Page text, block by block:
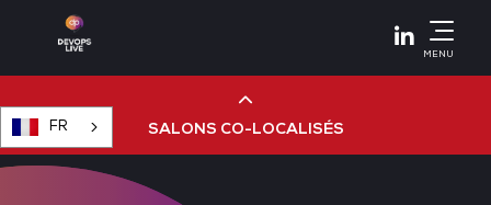
Linkedin
MENU
FR SALONS CO-LOCALISÉS
Cloud & AI Infrastructure